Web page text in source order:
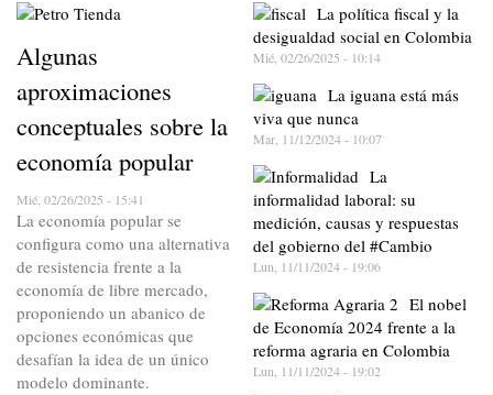
Algunas
aproximaciones
conceptuales sobre la
economía popular
Mié, 02/26/2025 - 15:41
La economía popular se
configura como una alternativa
de resistencia frente a la
economía de libre mercado,
proponiendo un abanico de
opciones económicas que
desafían la idea de un único
modelo dominante.
La política fiscal y la
desigualdad social en Colombia
Mié, 02/26/2025 - 10:14
La iguana está más
viva que nunca
Mar, 11/12/2024 - 10:07
La
informalidad laboral: su
medición, causas y respuestas
del gobierno del #Cambio
Lun, 11/11/2024 - 19:06
El nobel
de Economía 2024 frente a la
reforma agraria en Colombia
Lun, 11/11/2024 - 19:02